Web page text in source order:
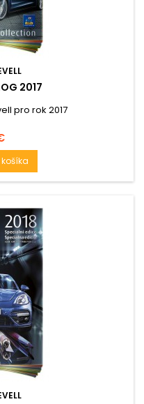
2017
pro rok 2017